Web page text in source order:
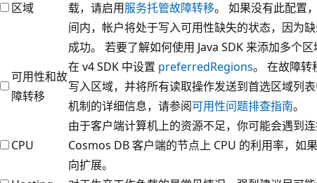
区域
载，请启用服务托管故障转移。 如果没有此配置
间内，帐户将处于写入可用性缺失的状态，因为
成功。 若要了解如何使用 Java SDK 来添加多个
可用性和故
障转移
在 v4 SDK 中设置 preferredRegions。 在故障转
写入区域，并将所有读取操作发送到首选区域列
机制的详细信息，请参阅可用性问题排查指南。
CPU
由于客户端计算机上的资源不足，你可能会遇到
Cosmos DB 客户端的节点上 CPU 的利用率，如
向扩展。